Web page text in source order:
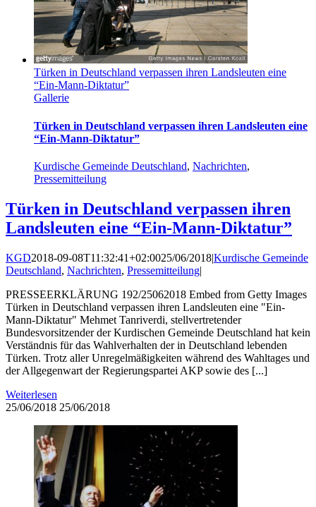
Türken in Deutschland verpassen ihren Landsleuten eine
“Ein-Mann-Diktatur”
Gallerie
Türken in Deutschland verpassen ihren Landsleuten eine
“Ein-Mann-Diktatur”
Kurdische Gemeinde Deutschland, Nachrichten,
Pressemitteilung
Türken in Deutschland verpassen ihren
Landsleuten eine “Ein-Mann-Diktatur”
KGD2018-09-08T11:32:41+02:0025/06/2018|Kurdische Gemeinde
Deutschland, Nachrichten, Pressemitteilung|
PRESSEERKLÄRUNG 192/25062018 Embed from Getty Images
Türken in Deutschland verpassen ihren Landsleuten eine "Ein-
Mann-Diktatur" Mehmet Tanriverdi, stellvertretender
Bundesvorsitzender der Kurdischen Gemeinde Deutschland hat kein
Verständnis für das Wahlverhalten der in Deutschland lebenden
Türken. Trotz aller Unregelmäßigkeiten während des Wahltages und
der Allgegenwart der Regierungspartei AKP sowie des [...]
Weiterlesen
25/06/2018 25/06/2018